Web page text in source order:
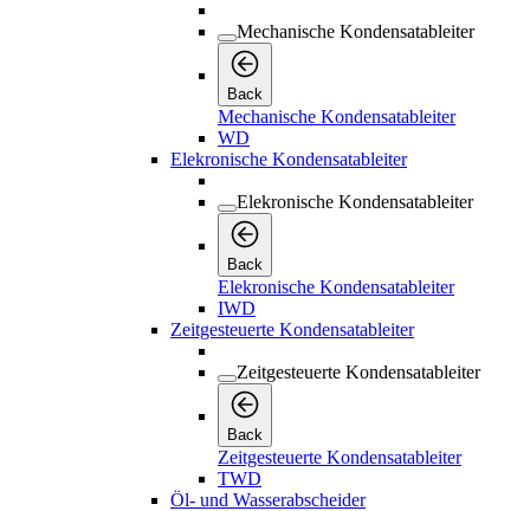
Mechanische Kondensatableiter
Back
Mechanische Kondensatableiter
WD
Elekronische Kondensatableiter
Elekronische Kondensatableiter
Back
Elekronische Kondensatableiter
IWD
Zeitgesteuerte Kondensatableiter
Zeitgesteuerte Kondensatableiter
Back
Zeitgesteuerte Kondensatableiter
TWD
Öl- und Wasserabscheider